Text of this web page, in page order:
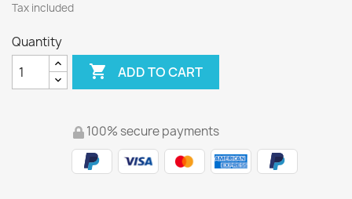
Tax included
Quantity
 ADD TO CART
100% secure payments